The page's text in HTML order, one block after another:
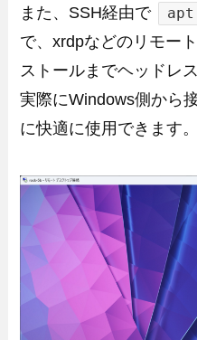
また、SSH経由で
で、xrdpなどのリモー
ストールまでヘッドレ
実際にWindows側から
に快適に使用できます。